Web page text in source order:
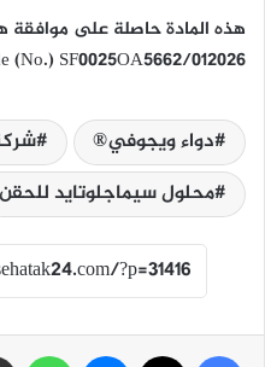
هذه المادة حاصلة على موافقة
(No.) SF0025OA5662/012026
دواء ويجوفي®
محلول سيماجلوتايد للحقن
فيسبوك ماسنجر